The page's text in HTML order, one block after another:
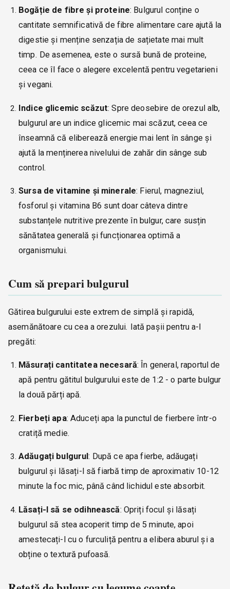
Bogăție de fibre și proteine: Bulgurul conține o
cantitate semnificativă de fibre alimentare care ajută la
digestie și menține senzația de sațietate mai mult
timp. De asemenea, este o sursă bună de proteine,
ceea ce îl face o alegere excelentă pentru vegetarieni
și vegani.
Indice glicemic scăzut: Spre deosebire de orezul alb,
bulgurul are un indice glicemic mai scăzut, ceea ce
înseamnă că eliberează energie mai lent în sânge și
ajută la menținerea nivelului de zahăr din sânge sub
control.
Sursa de vitamine și minerale: Fierul, magneziul,
fosforul și vitamina B6 sunt doar câteva dintre
substanțele nutritive prezente în bulgur, care susțin
sănătatea generală și funcționarea optimă a
organismului.
Cum să prepari bulgurul
Gătirea bulgurului este extrem de simplă și rapidă,
asemănătoare cu cea a orezului. Iată pașii pentru a-l
pregăti:
Măsurați cantitatea necesară: În general, raportul de
apă pentru gătitul bulgurului este de 1:2 - o parte bulgur
la două părți apă.
Fierbeți apa: Aduceți apa la punctul de fierbere într-o
cratiță medie.
Adăugați bulgurul: După ce apa fierbe, adăugați
bulgurul și lăsați-l să fiarbă timp de aproximativ 10-12
minute la foc mic, până când lichidul este absorbit.
Lăsați-l să se odihnească: Opriți focul și lăsați
bulgurul să stea acoperit timp de 5 minute, apoi
amestecați-l cu o furculiță pentru a elibera aburul și a
obține o textură pufoasă.